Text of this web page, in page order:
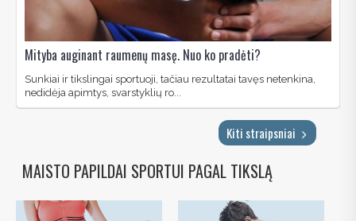
Mityba auginant raumenų masę. Nuo ko pradėti?
Sunkiai ir tikslingai sportuoji, tačiau rezultatai tavęs netenkina,
nedidėja apimtys, svarstyklių ro...
Kiti straipsniai
MAISTO PAPILDAI SPORTUI PAGAL TIKSLĄ